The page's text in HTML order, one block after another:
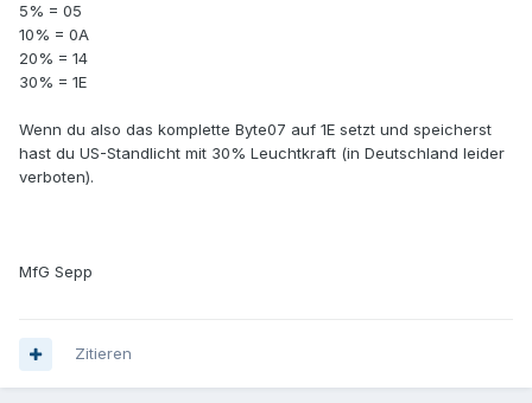
5% = 05
10% = 0A
20% = 14
30% = 1E
Wenn du also das komplette Byte07 auf 1E setzt und speicherst
hast du US-Standlicht mit 30% Leuchtkraft (in Deutschland leider
verboten).
MfG Sepp
Zitieren